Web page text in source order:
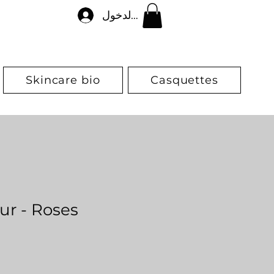
تسجيل الدخول
Skincare bio Casquettes
- Roses